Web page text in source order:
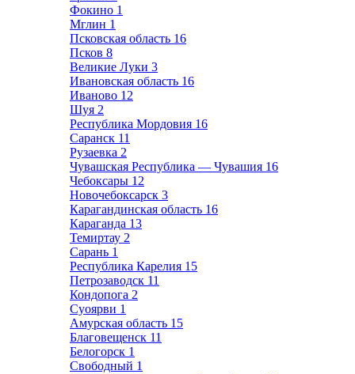
Фокино 1
Мглин 1
Псковская область 16
Псков 8
Великие Луки 3
Ивановская область 16
Иваново 12
Шуя 2
Республика Мордовия 16
Саранск 11
Рузаевка 2
Чувашская Республика — Чувашия 16
Чебоксары 12
Новочебоксарск 3
Карагандинская область 16
Караганда 13
Темиртау 2
Сарань 1
Республика Карелия 15
Петрозаводск 11
Кондопога 2
Суоярви 1
Амурская область 15
Благовещенск 11
Белогорск 1
Свободный 1